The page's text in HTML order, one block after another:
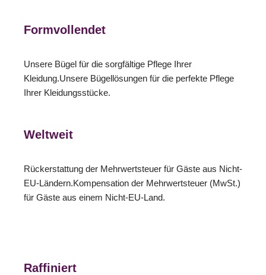
Formvollendet
Unsere Bügel für die sorgfältige Pflege Ihrer
Kleidung.Unsere Bügellösungen für die perfekte Pflege
Ihrer Kleidungsstücke.
Weltweit
Rückerstattung der Mehrwertsteuer für Gäste aus Nicht-
EU-Ländern.Kompensation der Mehrwertsteuer (MwSt.)
für Gäste aus einem Nicht-EU-Land.
Raffiniert